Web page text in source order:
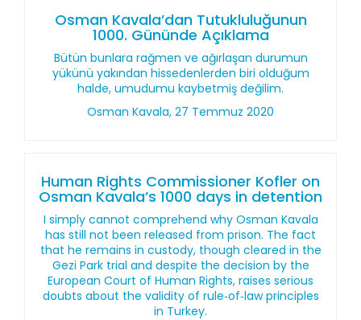
Osman Kavala’dan Tutukluluğunun
1000. Gününde Açıklama
Bütün bunlara rağmen ve ağırlaşan durumun
yükünü yakından hissedenlerden biri olduğum
halde, umudumu kaybetmiş değilim.
Osman Kavala, 27 Temmuz 2020
Human Rights Commissioner Kofler on
Osman Kavala’s 1000 days in detention
I simply cannot comprehend why Osman Kavala
has still not been released from prison. The fact
that he remains in custody, though cleared in the
Gezi Park trial and despite the decision by the
European Court of Human Rights, raises serious
doubts about the validity of rule‑of‑law principles
in Turkey.